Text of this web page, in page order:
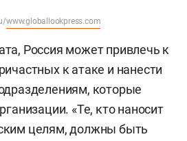
www.globallookpress.com
Россия может привлечь к
к атаке и нанести
которые
«Те, кто наносит
целям, должны быть